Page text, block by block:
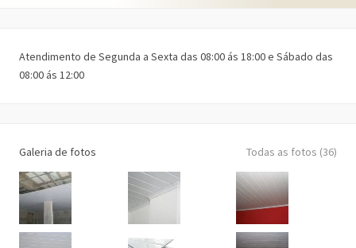
Atendimento de Segunda a Sexta das 08:00 ás 18:00 e Sábado das
08:00 ás 12:00
Galeria de fotos Todas as fotos (36)